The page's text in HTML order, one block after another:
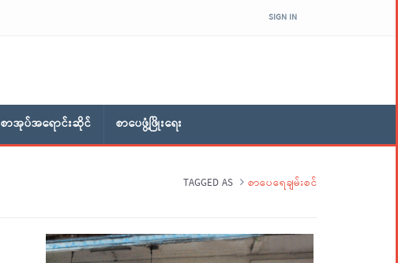
SIGN IN
စာအုပ်အရောင်းဆိုင် စာပေဖွံ့ဖြိုးရေး
TAGGED AS စာပေရေချမ်းစင်